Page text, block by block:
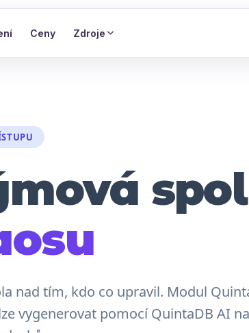
Ceny Zdroje
nad tím, kdo co upravil. Modul
vygenerovat pomocí QuintaDB AI